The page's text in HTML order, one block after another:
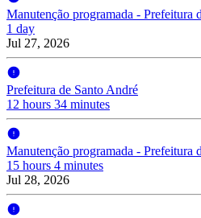
Manutenção programada - Prefeitura
1 day
Jul 27, 2026
Prefeitura de Santo André
12 hours 34 minutes
Manutenção programada - Prefeitura
15 hours 4 minutes
Jul 28, 2026